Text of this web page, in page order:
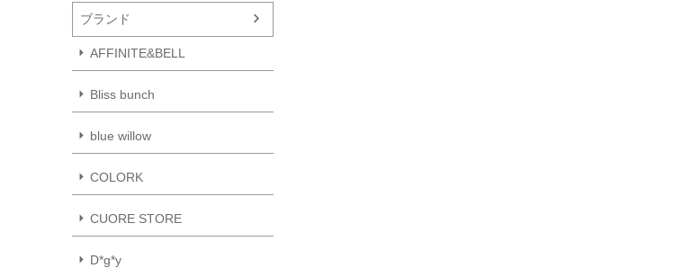
ブランド
AFFINITE&BELL
Bliss bunch
blue willow
COLORK
CUORE STORE
D*g*y